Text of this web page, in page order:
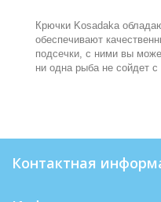
Крючки Kosadaka
обеспечивают
подсечки, с ними вы
ни одна рыба не сойдет с
Контактная